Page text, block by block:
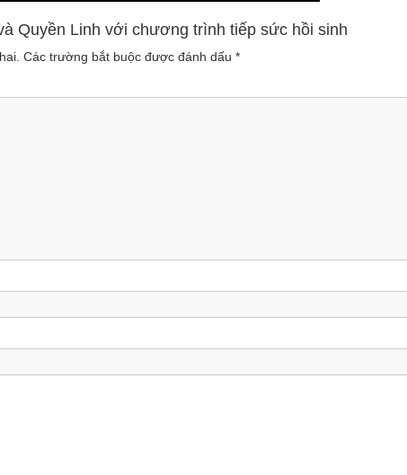
Quyền Linh với chương trình tiếp sức hồi sinh
Các trường bắt buộc được đánh dấu *